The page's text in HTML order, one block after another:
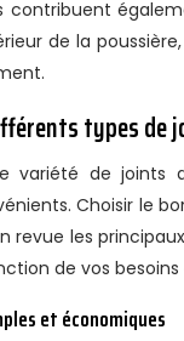
contribuent
de la
types
variété de joints
Choisir le
revue les
de vos
et économiques